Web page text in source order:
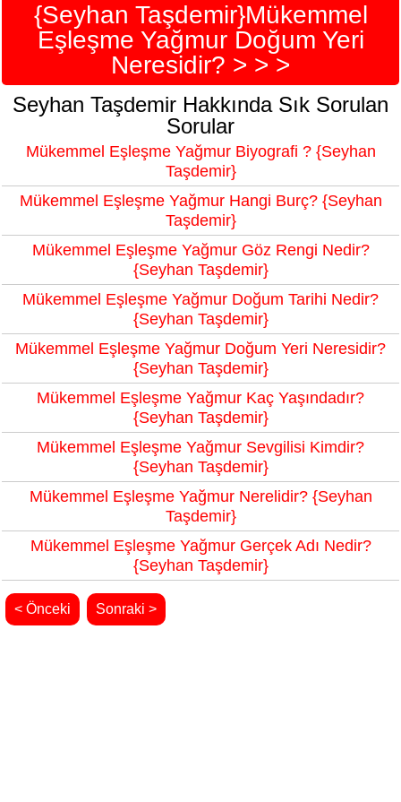
{Seyhan Taşdemir}Mükemmel
Eşleşme Yağmur Doğum Yeri
Neresidir? > > >
Seyhan Taşdemir Hakkında Sık Sorulan
Sorular
Mükemmel Eşleşme Yağmur Biyografi ? {Seyhan
Taşdemir}
Mükemmel Eşleşme Yağmur Hangi Burç? {Seyhan
Taşdemir}
Mükemmel Eşleşme Yağmur Göz Rengi Nedir?
{Seyhan Taşdemir}
Mükemmel Eşleşme Yağmur Doğum Tarihi Nedir?
{Seyhan Taşdemir}
Mükemmel Eşleşme Yağmur Doğum Yeri Neresidir?
{Seyhan Taşdemir}
Mükemmel Eşleşme Yağmur Kaç Yaşındadır?
{Seyhan Taşdemir}
Mükemmel Eşleşme Yağmur Sevgilisi Kimdir?
{Seyhan Taşdemir}
Mükemmel Eşleşme Yağmur Nerelidir? {Seyhan
Taşdemir}
Mükemmel Eşleşme Yağmur Gerçek Adı Nedir?
{Seyhan Taşdemir}
< Önceki Sonraki >